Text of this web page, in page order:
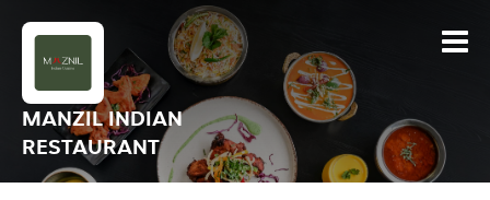
MANZIL INDIAN
RESTAURANT